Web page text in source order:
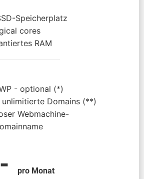
Speicherplatz
cores
RAM
- optional (*)
unlimitierte Domains (**)
Webmachine-
pro Monat